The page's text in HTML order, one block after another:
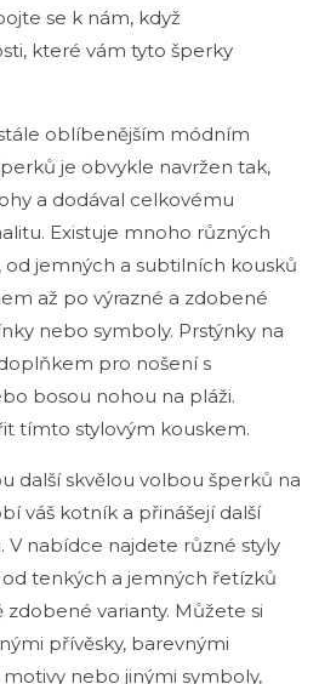
se k nám, když
které vám tyto šperky
oblíbenějším módním
je obvykle navržen tak,
a dodával celkovému
Existuje mnoho různých
od jemných a subtilních kousků
až po výrazné a zdobené
nebo symboly. Prstýnky na
pro nošení s
bosou nohou na pláži.
tímto stylovým kouskem.
další skvělou volbou šperků na
váš kotník a přinášejí další
V nabídce najdete různé styly
tenkých a jemných řetízků
zdobené varianty. Můžete si
přívěsky, barevnými
nebo jinými symboly,